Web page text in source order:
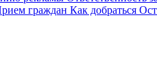
граждан Как добраться